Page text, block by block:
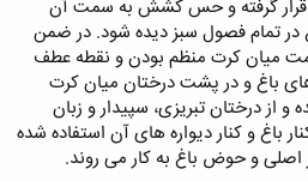
قرار گرفته و حس کشش به سمت آن
در تمام فصول سبز دیده شود. در ضمن
میان کرت منظم بودن و نقطه عطف
باغ و در پشت درختان میان کرت
از درختان تبریزی، سپیدار و زبان
و کنار دیواره های آن استفاده شده
اصلی و حوض باغ به کار می روند.